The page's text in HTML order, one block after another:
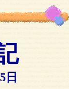
日